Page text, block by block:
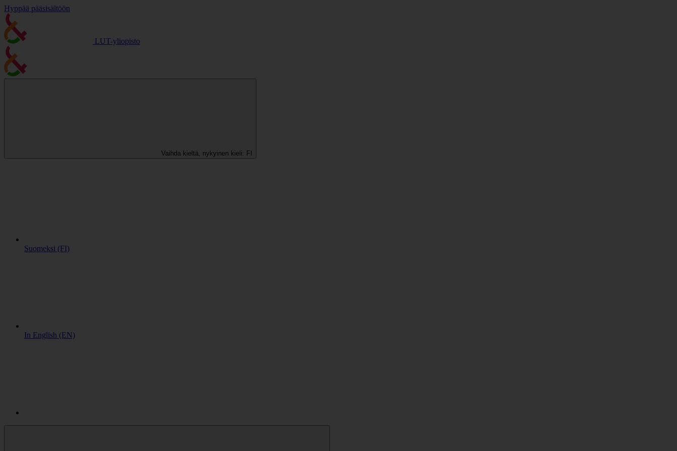
Hyppää pääsisältöön
LUT-yliopisto
Vaihda kieltä, nykyinen kieli: FI
Suomeksi (FI)
In English (EN)